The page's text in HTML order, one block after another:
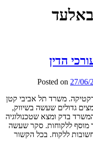
הדין
Posted on 27/06/
משרד תל אביבי קטן
גדולים שעשה בשיווק,
בדק ומצא שטכנולוגיה
מוסף ללקוחות. סקר שעשה
ללקוח. בכל הקשור